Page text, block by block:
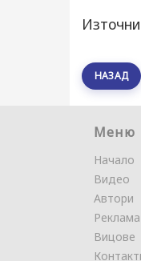
НАЗАД
Меню
Начало
Видео
Автори
Реклама
Вицове